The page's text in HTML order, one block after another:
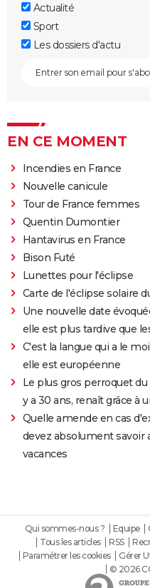
Actualité
Sport
Les dossiers d'actu
EN CE MOMENT
Incendies en France
Nouvelle canicule
Tour de France femmes
Quentin Dumontier
Hantavirus en France
Bison Futé
Lunettes pour l'éclipse
Carte de l'éclipse solaire
Une nouvelle date
elle est plus tardive que
C'est la langue qui a le
elle est européenne
Le plus gros perroquet
y a 30 ans, renaît grâce à
Quelle amende en cas
devez absolument savoir
vacances
Qui sommes-nous ? Equipe
Tous les articles
RSS
Paramétrer les cookies
Gérer
© 2026